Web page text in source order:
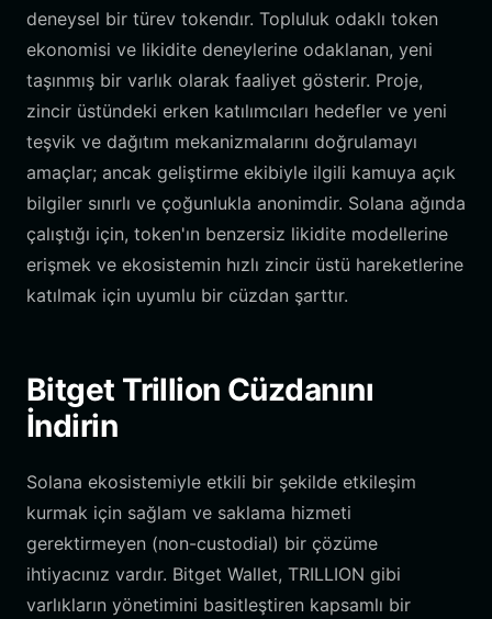
deneysel bir türev tokendır. Topluluk odaklı token
ekonomisi ve likidite deneylerine odaklanan, yeni
taşınmış bir varlık olarak faaliyet gösterir. Proje,
zincir üstündeki erken katılımcıları hedefler ve yeni
teşvik ve dağıtım mekanizmalarını doğrulamayı
amaçlar; ancak geliştirme ekibiyle ilgili kamuya açık
bilgiler sınırlı ve çoğunlukla anonimdir. Solana ağında
çalıştığı için, token'ın benzersiz likidite modellerine
erişmek ve ekosistemin hızlı zincir üstü hareketlerine
katılmak için uyumlu bir cüzdan şarttır.
Bitget Trillion Cüzdanını
İndirin
Solana ekosistemiyle etkili bir şekilde etkileşim
kurmak için sağlam ve saklama hizmeti
gerektirmeyen (non-custodial) bir çözüme
ihtiyacınız vardır. Bitget Wallet, TRILLION gibi
varlıkların yönetimini basitleştiren kapsamlı bir